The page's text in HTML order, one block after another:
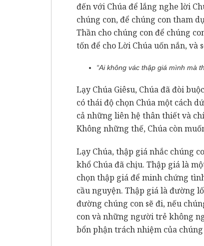
đến với Chúa để lắng nghe lời
chúng con, để chúng con tham
Thần cho chúng con để chúng
tốn để cho Lời Chúa uốn nắn, và
“Ai không vác thập giá mình mà
Lạy Chúa Giêsu, Chúa đã đòi
có thái độ chọn Chúa một cách
cả những liên hệ thân thiết và
Không những thế, Chúa còn
Lạy Chúa, thập giá nhắc chúng
khổ Chúa đã chịu. Thập giá là
chọn thập giá để minh chứng
cầu nguyện. Thập giá là đường
đường chúng con sẽ đi, nếu
con và những người trẻ không
bổn phận trách nhiệm của